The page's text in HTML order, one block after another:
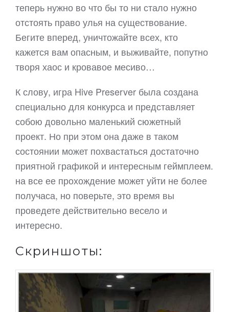
теперь нужно во что бы то ни стало нужно
отстоять право улья на существование.
Бегите вперед, уничтожайте всех, кто
кажется вам опасным, и выживайте, попутно
творя хаос и кровавое месиво…
К слову, игра Hive Preserver была создана
специально для конкурса и представляет
собою довольно маленький сюжетный
проект. Но при этом она даже в таком
состоянии может похвастаться достаточно
приятной графикой и интересным геймплеем.
на все ее прохождение может уйти не более
получаса, но поверьте, это время вы
проведете действительно весело и
интересно.
Скриншоты: